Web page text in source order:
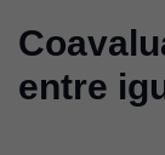
entre